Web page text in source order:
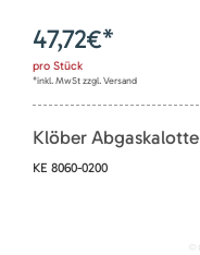
47,72€*
pro Stück
*inkl. MwSt zzgl. Versand
Klöber Abgaskalotte
KE 8060-0200